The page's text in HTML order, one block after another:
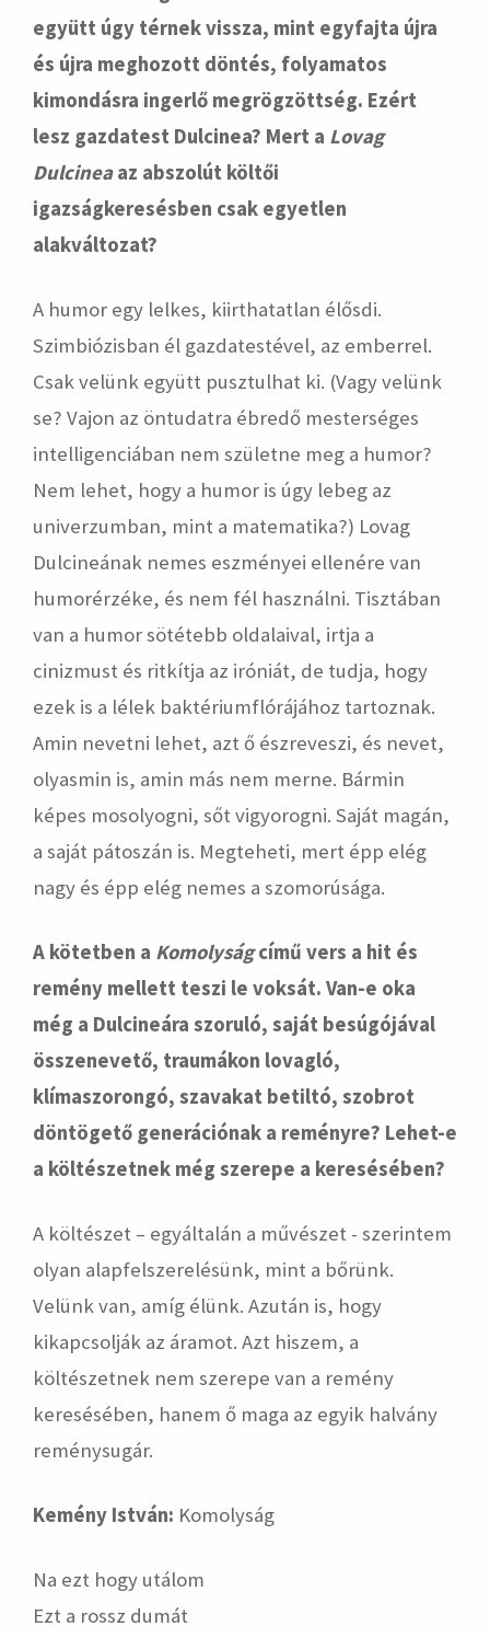
együtt úgy térnek vissza, mint egyfajta újra
és újra meghozott döntés, folyamatos
kimondásra ingerlő megrögzöttség. Ezért
lesz gazdatest Dulcinea? Mert a Lovag
Dulcineaaz abszolút költői
igazságkeresésben csak egyetlen
alakváltozat?
A humor egy lelkes, kiirthatatlan élősdi.
Szimbiózisban él gazdatestével, az emberrel.
Csak velünk együtt pusztulhat ki. (Vagy velünk
se? Vajon az öntudatra ébredő mesterséges
intelligenciában nem születne meg a humor?
Nem lehet, hogy a humor is úgy lebeg az
univerzumban, mint a matematika?) Lovag
Dulcineának nemes eszményei ellenére van
humorérzéke, és nem fél használni. Tisztában
van a humor sötétebb oldalaival, irtja a
cinizmust és ritkítja az iróniát, de tudja, hogy
ezek is a lélek baktériumflórájához tartoznak.
Amin nevetni lehet, azt ő észreveszi, és nevet,
olyasmin is, amin más nem merne. Bármin
képes mosolyogni, sőt vigyorogni. Saját magán,
a saját pátoszán is. Megteheti, mert épp elég
nagy és épp elég nemes a szomorúsága.
A kötetben a Komolyságcímű vers a hit és
remény mellett teszi le voksát. Van-e oka
még a Dulcineára szoruló, saját besúgójával
összenevető, traumákon lovagló,
klímaszorongó, szavakat betiltó, szobrot
döntögető generációnak a reményre? Lehet-e
a költészetnek még szerepe a keresésében?
A költészet – egyáltalán a művészet - szerintem
olyan alapfelszerelésünk, mint a bőrünk.
Velünk van, amíg élünk. Azután is, hogy
kikapcsolják az áramot. Azt hiszem, a
költészetnek nem szerepe van a remény
keresésében, hanem ő maga az egyik halvány
reménysugár.
Kemény István: Komolyság
Na ezt hogy utálom
Ezt a rossz dumát